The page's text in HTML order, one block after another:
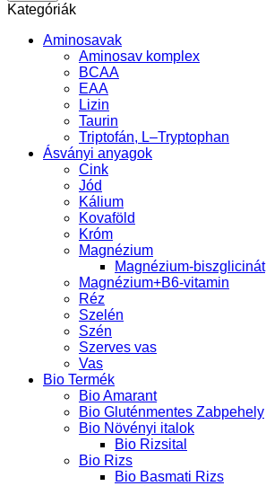
Kategóriák
Aminosavak
Aminosav komplex
BCAA
EAA
Lizin
Taurin
Triptofán, L–Tryptophan
Ásványi anyagok
Cink
Jód
Kálium
Kovaföld
Króm
Magnézium
Magnézium-biszglicinát
Magnézium+B6-vitamin
Réz
Szelén
Szén
Szerves vas
Vas
Bio Termék
Bio Amarant
Bio Gluténmentes Zabpehely
Bio Növényi italok
Bio Rizsital
Bio Rizs
Bio Basmati Rizs